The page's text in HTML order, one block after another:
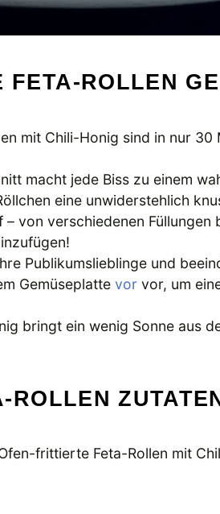
FETA-ROLLEN
mit Chili-Honig sind in nur
macht jede Biss zu einem
eine unwiderstehlich
von verschiedenen Füllungen
Publikumslieblinge und
Gemüseplatte vor vor, um
bringt ein wenig Sonne aus
ROLLEN
frittierte Feta-Rollen mit